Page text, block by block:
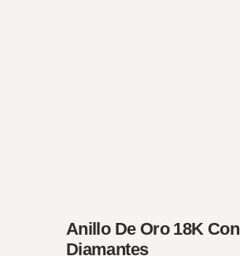
Anillo De Oro 18K Con
Diamantes